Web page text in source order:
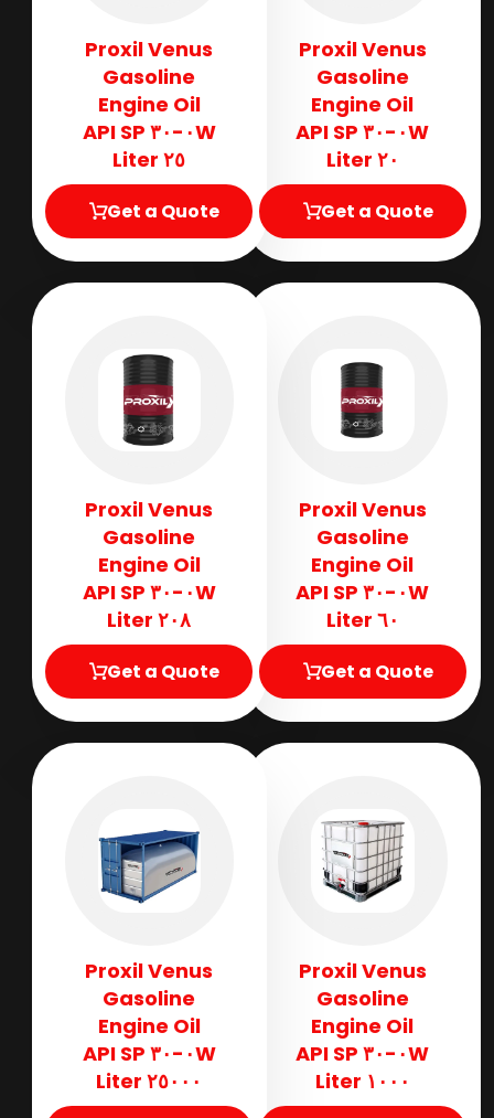
Proxil Venus
Gasoline
Engine Oil
٠W-٣٠ API SP
٢٠ Liter
Get a Quote
Proxil Venus
Gasoline
Engine Oil
٠W-٣٠ API SP
٢٥ Liter
Get a Quote
Proxil Venus
Gasoline
Engine Oil
٠W-٣٠ API SP
٦٠ Liter
Get a Quote
Proxil Venus
Gasoline
Engine Oil
٠W-٣٠ API SP
٢٠٨ Liter
Get a Quote
Proxil Venus
Gasoline
Engine Oil
٠W-٣٠ API SP
١٠٠٠ Liter
Proxil Venus
Gasoline
Engine Oil
٠W-٣٠ API SP
٢٥٠٠٠ Liter